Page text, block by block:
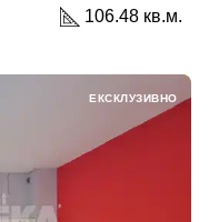
106.48 кв.м.
ЕКСКЛУЗИВНО